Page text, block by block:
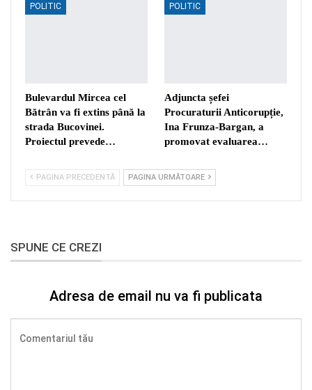
POLITIC
Bulevardul Mircea cel
Bătrân va fi extins până la
strada Bucovinei.
Proiectul prevede…
POLITIC
Adjuncta șefei
Procuraturii Anticorupție,
Ina Frunza-Bargan, a
promovat evaluarea…
PAGINA PRECEDENTĂ PAGINA URMĂTOARE
SPUNE CE CREZI
Adresa de email nu va fi publicata